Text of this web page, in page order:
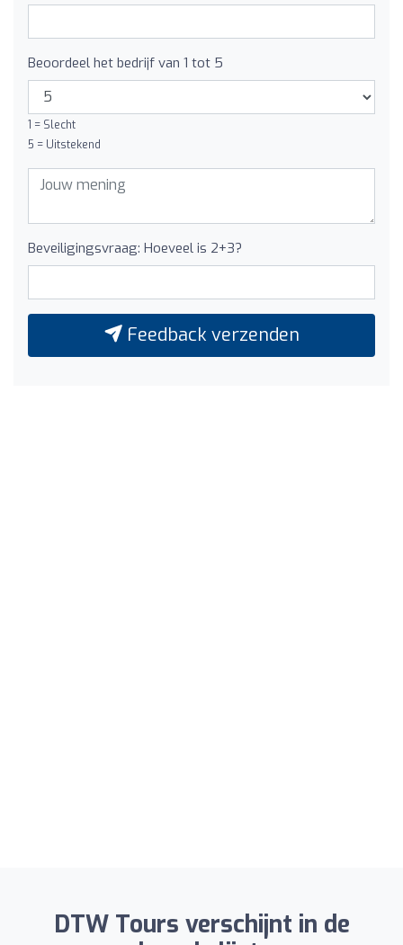
Beoordeel het bedrijf van 1 tot 5
1 = Slecht
5 = Uitstekend
Beveiligingsvraag: Hoeveel is 2+3?
Feedback verzenden
DTW Tours verschijnt in de